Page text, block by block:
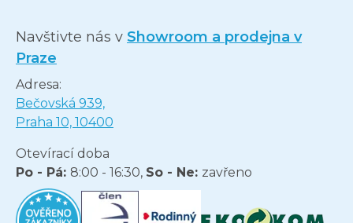
Navštivte nás v Showroom a prodejna v
Praze
Adresa:
Bečovská 939,
Praha 10, 10400
Otevírací doba
Po - Pá: 8:00 - 16:30, So - Ne: zavřeno